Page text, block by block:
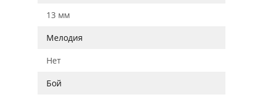
13 мм
Мелодия
Нет
Бой